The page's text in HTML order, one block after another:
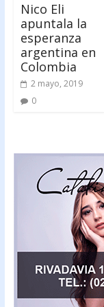
Nico Eli
apuntala la
esperanza
argentina en
Colombia
2 mayo, 2019
0